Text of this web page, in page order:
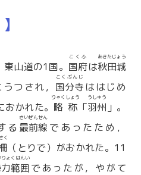
東山道の1国。 国府
こくふ
は秋田城
あきたじょう
つされ， 国分寺
こくぶんじ
ははじめ
おかれた。 略称
りゃくしょう
「羽州
うしゅう
」。
る 最前線
さいぜんせん
であったため，
く
（とりで）がおかれた。11
範囲
りょくはんい
であったが，やがて